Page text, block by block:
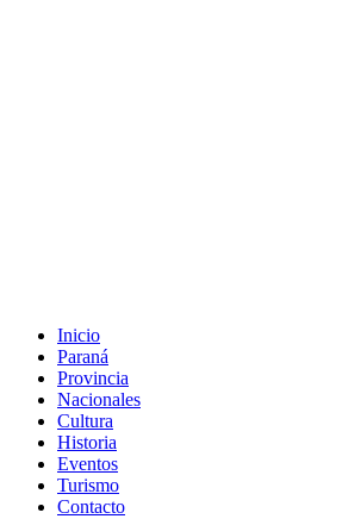
Inicio
Paraná
Provincia
Nacionales
Cultura
Historia
Eventos
Turismo
Contacto